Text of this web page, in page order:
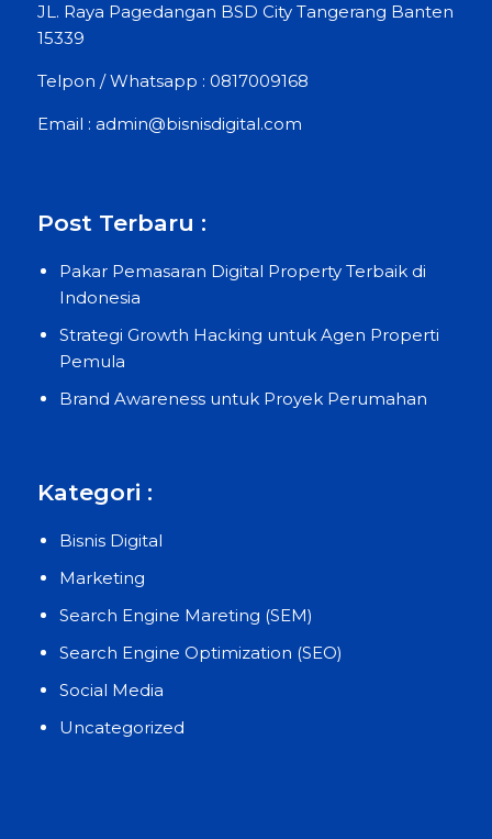
JL. Raya Pagedangan BSD City Tangerang Banten
15339
Telpon / Whatsapp : 0817009168
Email : admin@bisnisdigital.com
Post Terbaru :
Pakar Pemasaran Digital Property Terbaik di
Indonesia
Strategi Growth Hacking untuk Agen Properti
Pemula
Brand Awareness untuk Proyek Perumahan
Kategori :
Bisnis Digital
Marketing
Search Engine Mareting (SEM)
Search Engine Optimization (SEO)
Social Media
Uncategorized